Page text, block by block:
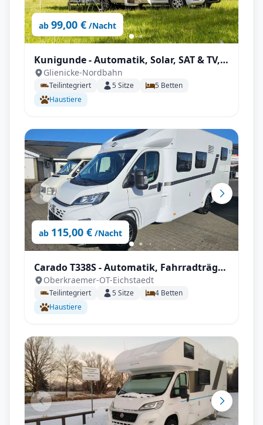
ab 99,00 € /Nacht
Kunigunde - Automatik, Solar, SAT & TV,
viel Platz
Glienicke-Nordbahn
Teilintegriert 5Sitze 5 Betten
Haustiere
ab 115,00 € /Nacht
Carado T338S - Automatik, Fahrradträger,
inkl. Sonderzubehör
Oberkraemer-OT-Eichstaedt
Teilintegriert 5Sitze 4 Betten
Haustiere